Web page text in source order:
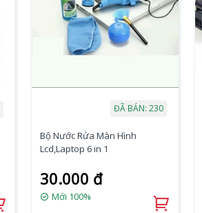
ĐÃ BÁN: 230
Bộ Nước Rửa Màn Hình
Lcd,Laptop 6 in 1
30.000 đ
Mới 100%